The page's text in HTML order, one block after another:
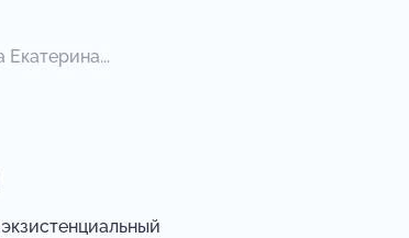
Екатерина...